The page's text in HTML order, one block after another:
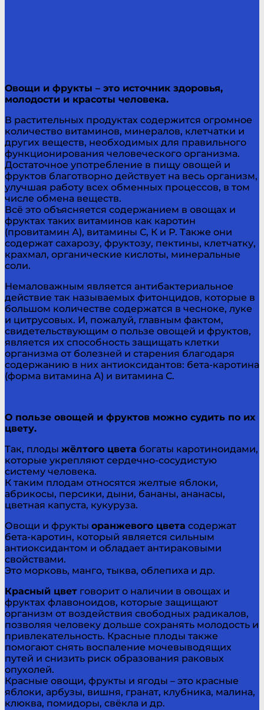
Овощи и фрукты – это источник здоровья,
молодости и красоты человека.
В растительных продуктах содержится огромное
количество витаминов, минералов, клетчатки и
других веществ, необходимых для правильного
функционирования человеческого организма.
Достаточное употребление в пищу овощей и
фруктов благотворно действует на весь организм,
улучшая работу всех обменных процессов, в том
числе обмена веществ.
Всё это объясняется содержанием в овощах и
фруктах таких витаминов как каротин
(провитамин А), витамины С, К и Р. Также они
содержат сахарозу, фруктозу, пектины, клетчатку,
крахмал, органические кислоты, минеральные
соли.
Немаловажным является антибактериальное
действие так называемых фитонцидов, которые в
большом количестве содержатся в чесноке, луке
и цитрусовых. И, пожалуй, главным фактом,
свидетельствующим о пользе овощей и фруктов,
является их способность защищать клетки
организма от болезней и старения благодаря
содержанию в них антиоксидантов: бета-каротина
(форма витамина А) и витамина С.
О пользе овощей и фруктов можно судить по их
цвету.
Так, плоды жёлтого цвета богаты каротиноидами,
которые укрепляют сердечно-сосудистую
систему человека.
К таким плодам относятся желтые яблоки,
абрикосы, персики, дыни, бананы, ананасы,
цветная капуста, кукуруза.
Овощи и фрукты оранжевого цвета содержат
бета-каротин, который является сильным
антиоксидантом и обладает антираковыми
свойствами.
Это морковь, манго, тыква, облепиха и др.
Красный цвет говорит о наличии в овощах и
фруктах флавоноидов, которые защищают
организм от воздействия свободных радикалов,
позволяя человеку дольше сохранять молодость и
привлекательность. Красные плоды также
помогают снять воспаление мочевыводящих
путей и снизить риск образования раковых
опухолей.
Красные овощи, фрукты и ягоды – это красные
яблоки, арбузы, вишня, гранат, клубника, малина,
клюква, помидоры, свёкла и др.